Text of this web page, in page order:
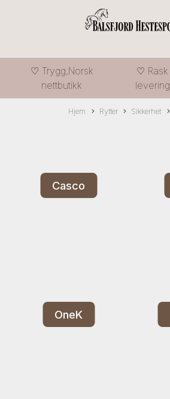
♡ Trygg,Norsk
nettbutikk
♡ Rask
levering
Hjem Rytter Sikkerhet
Casco
OneK